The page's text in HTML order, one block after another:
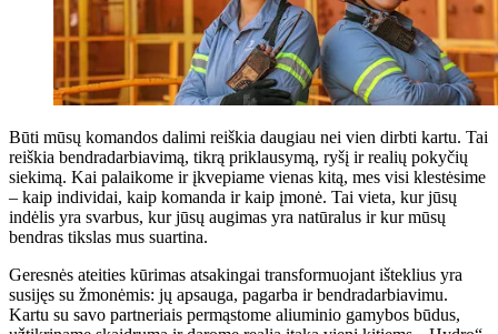
Būti mūsų komandos dalimi reiškia daugiau nei vien dirbti kartu. Tai
reiškia bendradarbiavimą, tikrą priklausymą, ryšį ir realių pokyčių
siekimą. Kai palaikome ir įkvepiame vienas kitą, mes visi klestėsime
– kaip individai, kaip komanda ir kaip įmonė. Tai vieta, kur jūsų
indėlis yra svarbus, kur jūsų augimas yra natūralus ir kur mūsų
bendras tikslas mus suartina.
Geresnės ateities kūrimas atsakingai transformuojant išteklius yra
susijęs su žmonėmis: jų apsauga, pagarba ir bendradarbiavimu.
Kartu su savo partneriais permąstome aliuminio gamybos būdus,